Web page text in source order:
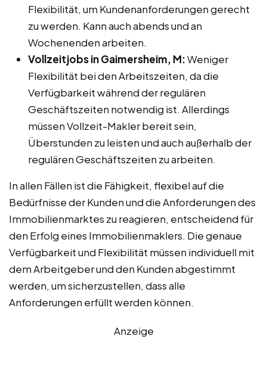
Flexibilität, um Kundenanforderungen gerecht
zu werden. Kann auch abends und an
Wochenenden arbeiten.
Vollzeitjobs in Gaimersheim, M:Weniger
Flexibilität bei den Arbeitszeiten, da die
Verfügbarkeit während der regulären
Geschäftszeiten notwendig ist. Allerdings
müssen Vollzeit-Makler bereit sein,
Überstunden zu leisten und auch außerhalb der
regulären Geschäftszeiten zu arbeiten.
In allen Fällen ist die Fähigkeit, flexibel auf die
Bedürfnisse der Kunden und die Anforderungen des
Immobilienmarktes zu reagieren, entscheidend für
den Erfolg eines Immobilienmaklers. Die genaue
Verfügbarkeit und Flexibilität müssen individuell mit
dem Arbeitgeber und den Kunden abgestimmt
werden, um sicherzustellen, dass alle
Anforderungen erfüllt werden können.
Anzeige